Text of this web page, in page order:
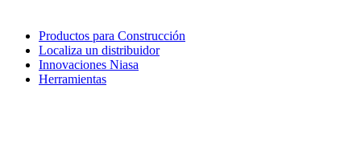
Productos para Construcción
Localiza un distribuidor
Innovaciones Niasa
Herramientas